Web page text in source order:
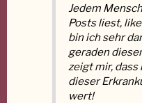
Jedem
Posts liest,
bin ich sehr
geraden
zeigt mir,
dieser
wert!